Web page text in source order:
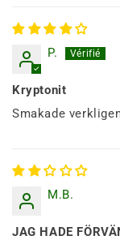
P.
Kryptonit
Smakade
M.B.
JAG HADE